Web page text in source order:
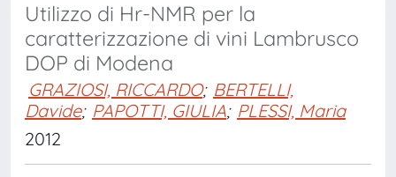
Utilizzo di Hr-NMR per la
caratterizzazione di vini Lambrusco
DOP di Modena
GRAZIOSI, RICCARDO; BERTELLI,
Davide; PAPOTTI, GIULIA; PLESSI, Maria
2012